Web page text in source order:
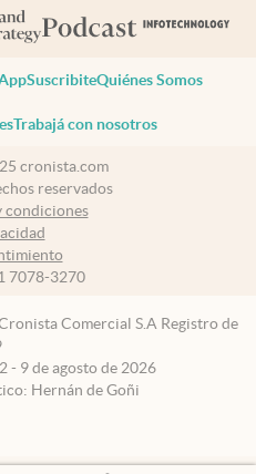
SuscribiteQuiénes Somos
Trabajá con nosotros
cronista.com
reservados
condiciones
7078-3270
Comercial S.A Registro de
- 9 de agosto de 2026
Hernán de Goñi